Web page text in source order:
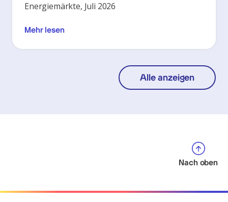
Energiemärkte, Juli 2026
Mehr lesen
Alle anzeigen
Nach oben